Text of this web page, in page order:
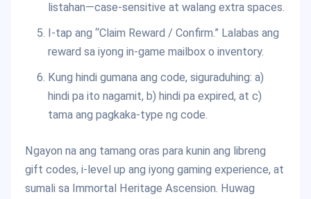
listahan—case-sensitive at walang extra spaces.
I-tap ang “Claim Reward / Confirm.” Lalabas ang
reward sa iyong in-game mailbox o inventory.
Kung hindi gumana ang code, siguraduhing: a)
hindi pa ito nagamit, b) hindi pa expired, at c)
tama ang pagkaka-type ng code.
Ngayon na ang tamang oras para kunin ang libreng
gift codes, i-level up ang iyong gaming experience, at
sumali sa Immortal Heritage Ascension. Huwag